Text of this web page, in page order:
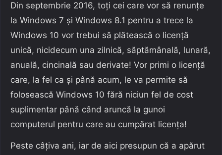
Din septembrie 2016, toți cei care vor să renunțe
la Windows 7 și Windows 8.1 pentru a trece la
Windows 10 vor trebui să plătească o licență
unică, nicidecum una zilnică, săptămânală, lunară,
anuală, cincinală sau derivate! Vor primi o licență
care, la fel ca și până acum, le va permite să
folosească Windows 10 fără niciun fel de cost
suplimentar până când aruncă la gunoi
computerul pentru care au cumpărat licența!
Peste câțiva ani, iar de aici presupun că a apărut